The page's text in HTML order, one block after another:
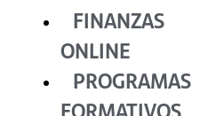
FINANZAS
ONLINE
PROGRAMAS
FORMATIVOS